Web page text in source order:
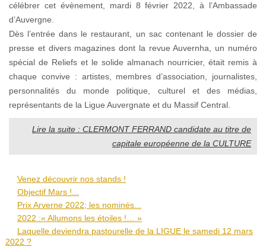
célébrer cet évènement, mardi 8 février 2022, à l’Ambassade
d’Auvergne.
Dès l’entrée dans le restaurant, un sac contenant le dossier de
presse et divers magazines dont la revue Auvernha, un numéro
spécial de Reliefs et le solide almanach nourricier, était remis à
chaque convive : artistes, membres d’association, journalistes,
personnalités du monde politique, culturel et des médias,
représentants de la Ligue Auvergnate et du Massif Central.
Lire la suite : CLERMONT FERRAND candidate au titre de
capitale européenne de la CULTURE
Venez découvrir nos stands !
Objectif Mars !...
Prix Arverne 2022; les nominés...
2022 :« Allumons les étoiles !… »
Laquelle deviendra pastourelle de la LIGUE le samedi 12 mars
2022 ?